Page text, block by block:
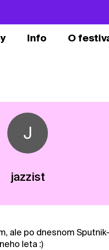
Info O
J
jazzist
ale po dnesnom
leta :)